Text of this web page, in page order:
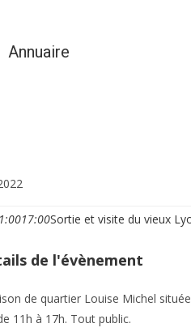
Annuaire
17:00Sortie et visite du vieux
de l'évènement
de quartier Louise Michel
11h à 17h. Tout public.